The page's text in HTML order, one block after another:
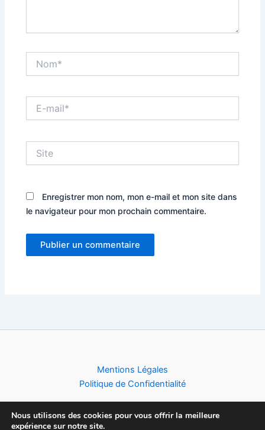
mail*
Enregistrer mon nom, mon e-mail et mon site dans
le navigateur pour mon prochain commentaire.
Mentions Légales
Politique de Confidentialité
Nous utilisons des cookies pour vous offrir la meilleure
expérience sur notre site.